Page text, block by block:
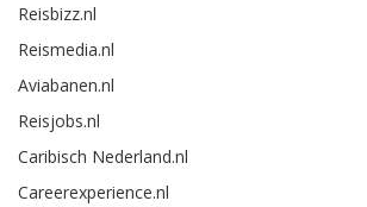
Reisbizz.nl
Reismedia.nl
Aviabanen.nl
Reisjobs.nl
Caribisch Nederland.nl
Careerexperience.nl